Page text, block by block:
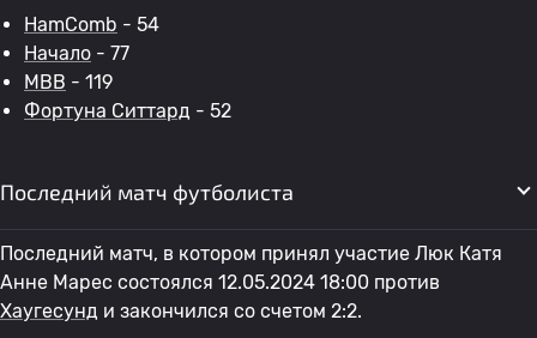
HamComb - 54
Начало - 77
МВВ - 119
Фортуна Ситтард - 52
Последний матч футболиста
Последний матч, в котором принял участие Люк Катя
Анне Марес состоялся 12.05.2024 18:00 против
Хаугесунд и закончился со счетом 2:2.